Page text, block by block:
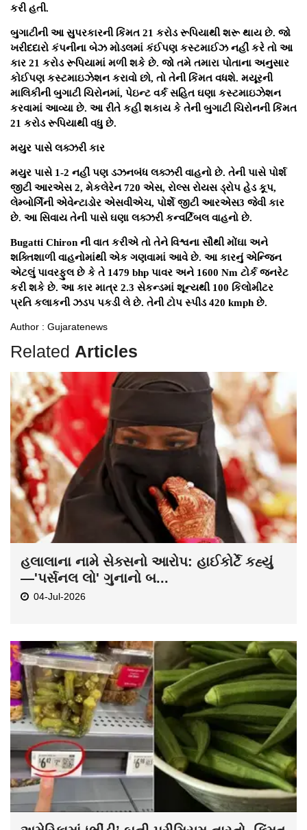
કરી હતી.
બુગાટીની આ સુપરકારની કિંમત 21 કરોડ રૂપિયાથી શરૂ થાય છે. જો
ખરીદદારો કંપનીના બેઝ મોડલમાં કંઈપણ કસ્ટમાઈઝ નહીં કરે તો આ
કાર 21 કરોડ રૂપિયામાં મળી શકે છે. જો તમે તમારા પોતાના અનુસાર
કોઈપણ કસ્ટમાઇઝેશન કરાવો છો, તો તેની કિંમત વધશે. મયૂરની
માલિકીની બુગાટી ચિરોનમાં, પેઇન્ટ વર્ક સહિત ઘણા કસ્ટમાઇઝેશન
કરવામાં આવ્યા છે. આ રીતે કહી શકાય કે તેની બુગાટી ચિરોનની કિંમત
21 કરોડ રૂપિયાથી વધુ છે.
મયુર પાસે લક્ઝરી કાર
મયુર પાસે 1-2 નહીં પણ ડઝનબંધ લક્ઝરી વાહનો છે. તેની પાસે પોર્શ
જીટી આરએસ 2, મેકલેરેન 720 એસ, રોલ્સ રોયસ ડ્રોપ હેડ કૂપ,
લેમ્બોર્ગિની એવેન્ટાડોર એસવીએચ, પોર્શે જીટી આરએસ3 જેવી કાર
છે. આ સિવાય તેની પાસે ઘણા લક્ઝરી કન્વર્ટિબલ વાહનો છે.
Bugatti Chiron ની વાત કરીએ તો તેને વિશ્વના સૌથી મોંઘા અને
શક્તિશાળી વાહનોમાંથી એક ગણવામાં આવે છે. આ કારનું એન્જિન
એટલું પાવરફુલ છે કે તે 1479 bhp પાવર અને 1600 Nm ટોર્ક જનરેટ
કરી શકે છે. આ કાર માત્ર 2.3 સેકન્ડમાં શૂન્યથી 100 કિલોમીટર
પ્રતિ કલાકની ઝડપ પકડી લે છે. તેની ટોપ સ્પીડ 420 kmph છે.
Author : Gujaratenews
Related Articles
હલાલાના નામે સેક્સનો આરોપ: હાઈકોર્ટે કહ્યું
—'પર્સનલ લો' ગુનાનો બ...
04-Jul-2026